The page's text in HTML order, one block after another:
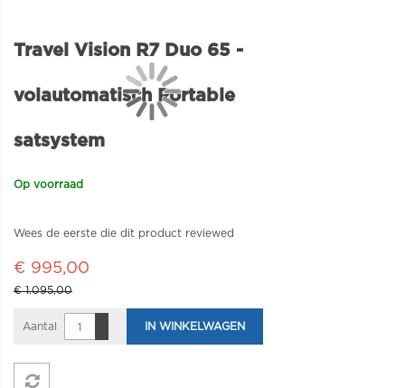
Travel Vision R7 Duo 65 -
volautomatisch Portable
satsystem
Op voorraad
Wees de eerste die dit product reviewed
€ 995,00
€ 1.095,00
Aantal IN WINKELWAGEN